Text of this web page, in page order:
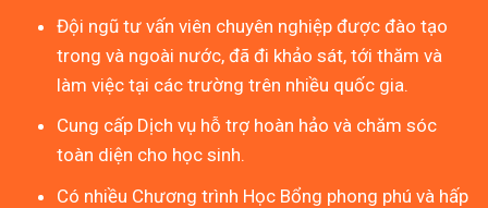
Đội ngũ tư vấn viên chuyên nghiệp được đào tạo
trong và ngoài nước, đã đi khảo sát, tới thăm và
làm việc tại các trường trên nhiều quốc gia.
Cung cấp Dịch vụ hỗ trợ hoàn hảo và chăm sóc
toàn diện cho học sinh.
Có nhiều Chương trình Học Bổng phong phú và hấp